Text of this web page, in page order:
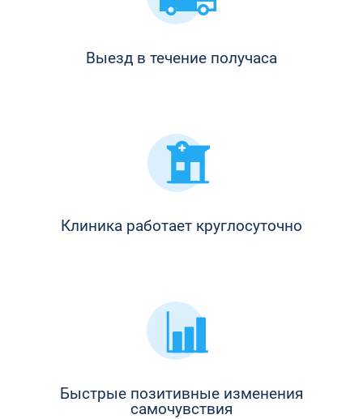
Выезд в течение получаса
Клиника работает круглосуточно
Быстрые позитивные изменения
самочувствия